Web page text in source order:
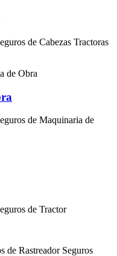
de Cabezas Tractoras
de Maquinaria de
de Tractor
de Rastreador Seguros